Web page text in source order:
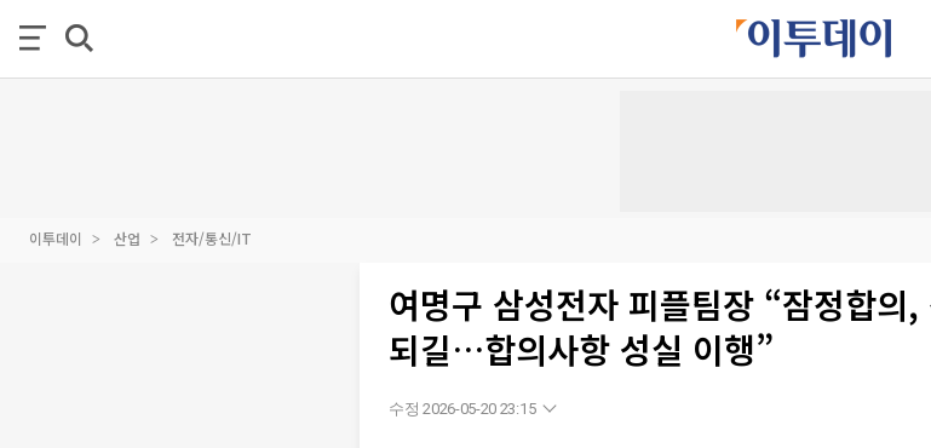
이투데이 산업 전자/통신/IT
여명구 삼성전자 피플팀장 “잠정합의
되길…합의사항 성실 이행”
수정 2026-05-20 23:15